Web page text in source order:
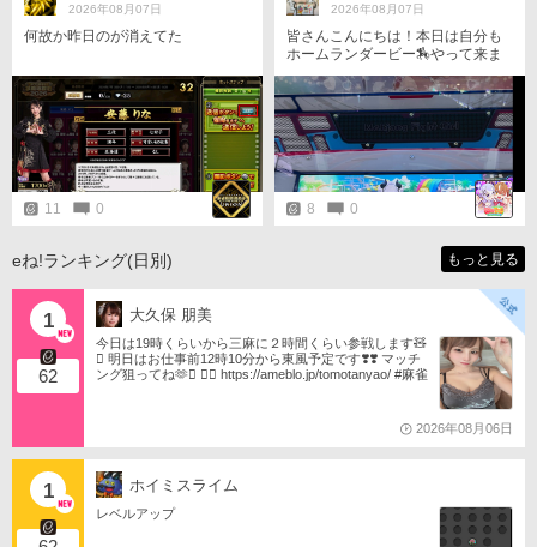
2026年08月07日
何故か昨日のが消えてた
11 0
2026年08月07日
皆さんこんにちは！本日は自分も
ホームランダービー🏇やって来ま
した！󾌸苦手なルールですが、今回
はまぁまぁやれたかなーと思いま
す！ 国士テンパイでボンバー来た
ー！大逆転のチャンス󾌲 『来い！
はよ！ 来い！』 しかし流局🫠
8 0
eね!ランキング(日別) もっと見る
1
62
大久保 朋美
今日は19時くらいから三麻に２時間くらい参戦します🧸
󾬏 明日はお仕事前12時10分から東風予定です❣️❣️ マッチ
ング狙ってね🫶󾬍 󾕆⇨ https://ameblo.jp/tomotanyao/ #麻雀
2026年08月06日
1 ホイミスライム
レベルアップ